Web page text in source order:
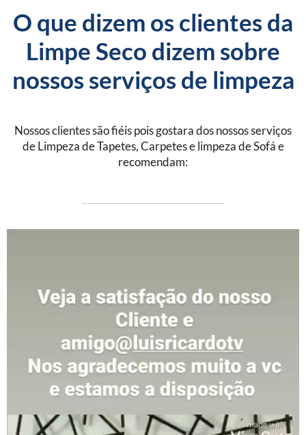
O que dizem os clientes da
Limpe Seco dizem sobre
nossos serviços de limpeza
Nossos clientes são fiéis pois gostara dos nossos serviços
de Limpeza de Tapetes, Carpetes e limpeza de Sofá e
recomendam: